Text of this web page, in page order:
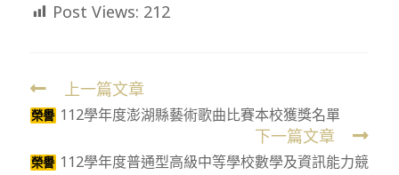
Post Views: 212
Read
more
上一篇文章
榮譽 112學年度澎湖縣藝術歌曲比賽本校獲獎名單
下一篇文章
榮譽 112學年度普通型高級中等學校數學及資訊能力競